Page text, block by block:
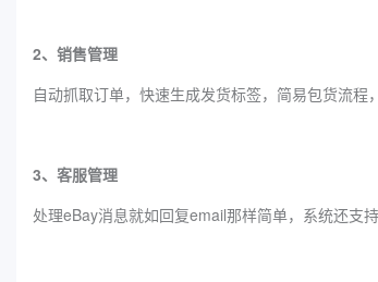
2、销售管理
自动抓取订单，快速生成发货标签，简易包货流程
3、客服管理
处理eBay消息就如回复email那样简单，系统还支